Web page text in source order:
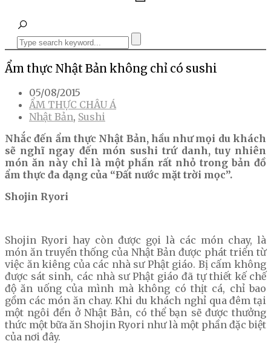
Ẩm thực Nhật Bản không chỉ có sushi
05/08/2015
ẨM THỰC CHÂU Á
Nhật Bản, Sushi
Nhắc đến ẩm thực Nhật Bản, hầu như mọi du khách
sẽ nghĩ ngay đến món sushi trứ danh, tuy nhiên
món ăn này chỉ là một phần rất nhỏ trong bản đồ
ẩm thực đa dạng của “Đất nước mặt trời mọc”.
Shojin Ryori
Shojin Ryori hay còn được gọi là các món chay, là
món ăn truyền thống của Nhật Bản được phát triển từ
việc ăn kiêng của các nhà sư Phật giáo. Bị cấm không
được sát sinh, các nhà sư Phật giáo đã tự thiết kế chế
độ ăn uống của mình mà không có thịt cá, chỉ bao
gồm các món ăn chay. Khi du khách nghỉ qua đêm tại
một ngôi đền ở Nhật Bản, có thể bạn sẽ được thưởng
thức một bữa ăn Shojin Ryori như là một phần đặc biệt
của nơi đây.